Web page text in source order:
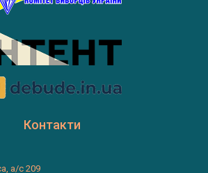
Контакти
а/с 209